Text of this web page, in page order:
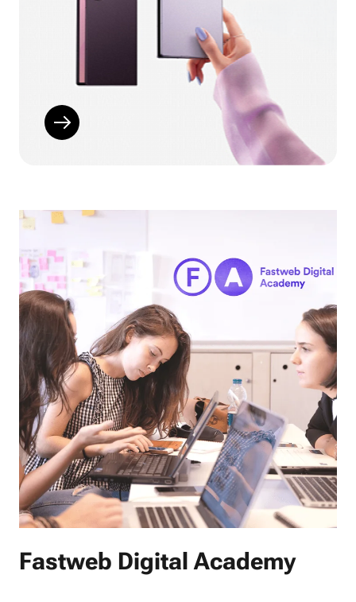
Fastweb Digital Academy